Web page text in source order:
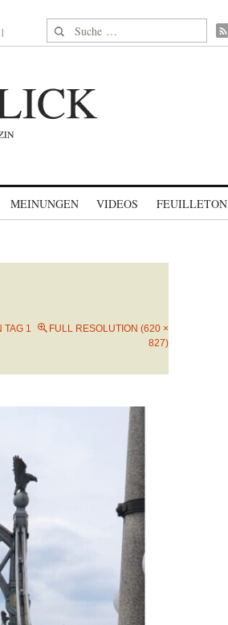
Suche nach:
MEINUNGEN VIDEOS FEUILLETON
TAG 1
FULL RESOLUTION (620 ×
827)